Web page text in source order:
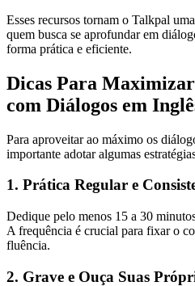
Esses recursos tornam o Talkpal
quem busca se aprofundar em
forma prática e eficiente.
Dicas Para
com Diálogos em
Para aproveitar ao máximo os
importante adotar algumas
1. Prática Regular e
Dedique pelo menos 15 a 30
A frequência é crucial para fixar o
fluência.
2. Grave e Ouça Suas